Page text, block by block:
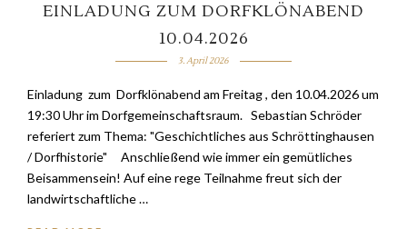
EINLADUNG ZUM DORFKLÖNABEND
10.04.2026
3. April 2026
Einladung zum Dorfklönabend am Freitag , den 10.04.2026 um
19:30 Uhr im Dorfgemeinschaftsraum. Sebastian Schröder
referiert zum Thema: "Geschichtliches aus Schröttinghausen
/ Dorfhistorie" Anschließend wie immer ein gemütliches
Beisammensein! Auf eine rege Teilnahme freut sich der
landwirtschaftliche …